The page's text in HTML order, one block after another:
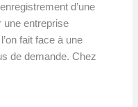
d’une
une entreprise
fait face à une
de demande. Chez